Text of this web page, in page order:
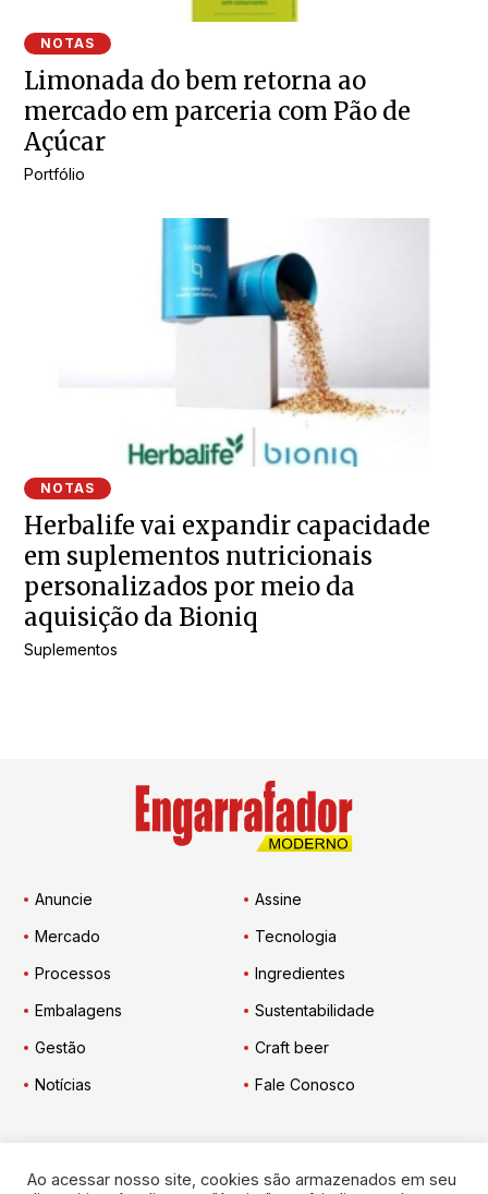
NOTAS
Limonada do bem retorna ao
mercado em parceria com Pão de
Açúcar
Portfólio
NOTAS
Herbalife vai expandir capacidade
em suplementos nutricionais
personalizados por meio da
aquisição da Bioniq
Suplementos
Anuncie
Assine
Mercado
Tecnologia
Processos
Ingredientes
Embalagens
Sustentabilidade
Gestão
Craft beer
Notícias
Fale Conosco
Engarrafador Moderno nas Redes:
Ao acessar nosso site, cookies são armazenados em seu